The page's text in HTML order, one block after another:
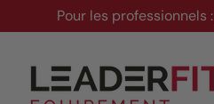
Aller au contenu
Pour les professionnels :